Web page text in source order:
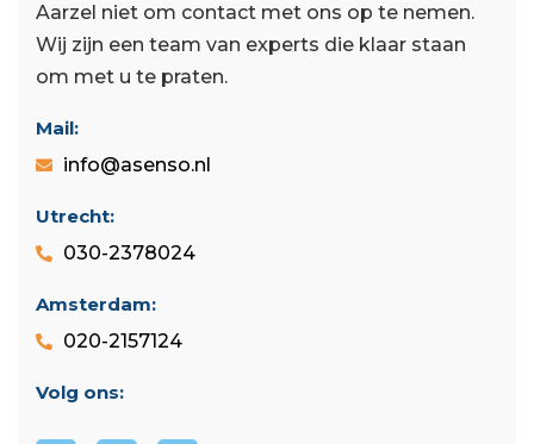
Aarzel niet om contact met ons op te nemen.
Wij zijn een team van experts die klaar staan ​​
om met u te praten.
Mail:
info@asenso.nl
Utrecht:
030-2378024
Amsterdam:
020-2157124
Volg ons: